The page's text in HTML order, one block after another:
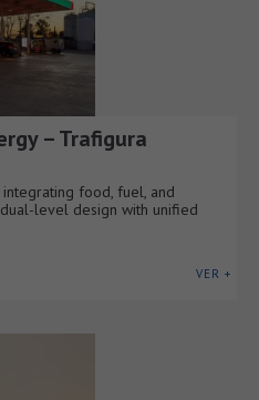
– Trafigura
food, fuel, and
level design with unified
VER +